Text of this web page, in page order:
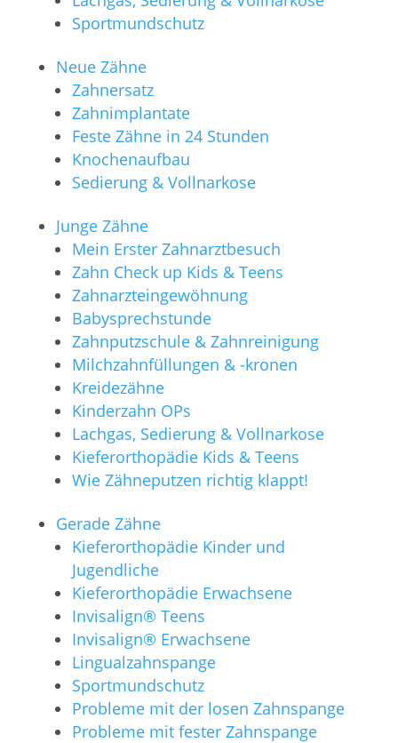
Sportmundschutz
Neue Zähne
Zahnersatz
Zahnimplantate
Feste Zähne in 24 Stunden
Knochenaufbau
Sedierung & Vollnarkose
Junge Zähne
Mein Erster Zahnarztbesuch
Zahn Check up Kids & Teens
Zahnarzteingewöhnung
Babysprechstunde
Zahnputzschule & Zahnreinigung
Milchzahnfüllungen & -kronen
Kreidezähne
Kinderzahn OPs
Lachgas, Sedierung & Vollnarkose
Kieferorthopädie Kids & Teens
Wie Zähneputzen richtig klappt!
Gerade Zähne
Kieferorthopädie Kinder und
Jugendliche
Kieferorthopädie Erwachsene
Invisalign®️ Teens
Invisalign®️ Erwachsene
Lingualzahnspange
Sportmundschutz
Probleme mit der losen Zahnspange
Probleme mit fester Zahnspange